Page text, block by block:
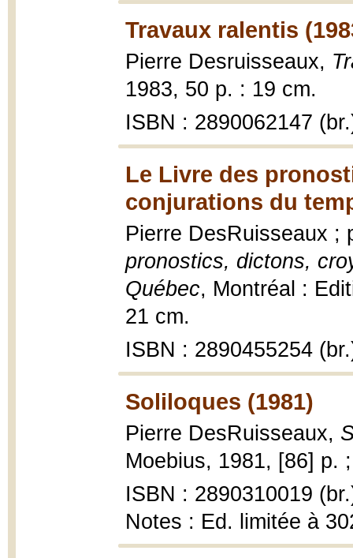
Travaux ralentis
Pierre Desruisseaux,
1983, 50 p. : 19 cm.
ISBN : 2890062147
Le Livre des
conjurations du
Pierre DesRuisseaux ;
pronostics, dictons,
Québec, Montréal :
21 cm.
ISBN : 2890455254
Soliloques (1981)
Pierre DesRuisseaux,
Moebius, 1981, [86] p.
ISBN : 2890310019
Notes : Ed. limitée à